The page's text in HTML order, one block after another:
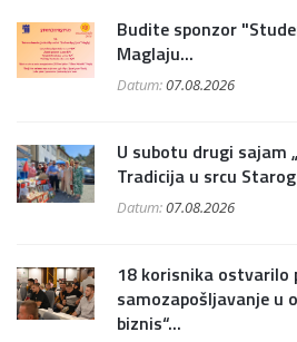
Budite sponzor
Maglaju...
Datum:07.08.2026
U subotu drugi sajam
Tradicija u srcu
Datum:07.08.2026
18 korisnika ostvarilo
samozapošljavanje u
biznis“...